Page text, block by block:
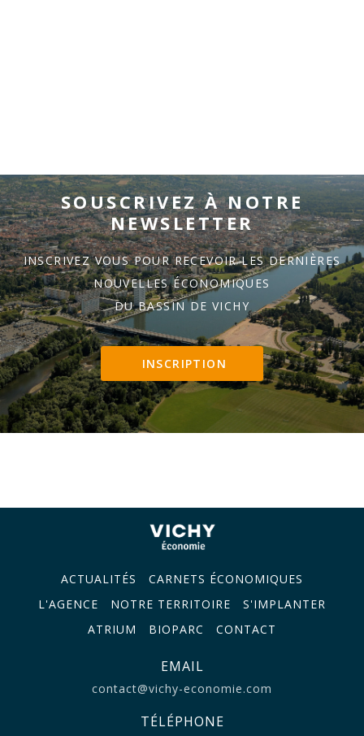
SOUSCRIVEZ À NOTRE
NEWSLETTER
INSCRIVEZ VOUS POUR RECEVOIR LES DERNIÈRES
NOUVELLES ÉCONOMIQUES
DU BASSIN DE VICHY
INSCRIPTION
ACTUALITÉS
CARNETS ÉCONOMIQUES
L'AGENCE
NOTRE TERRITOIRE
S'IMPLANTER
ATRIUM
BIOPARC CONTACT
EMAIL
contact@vichy-economie.com
TÉLÉPHONE